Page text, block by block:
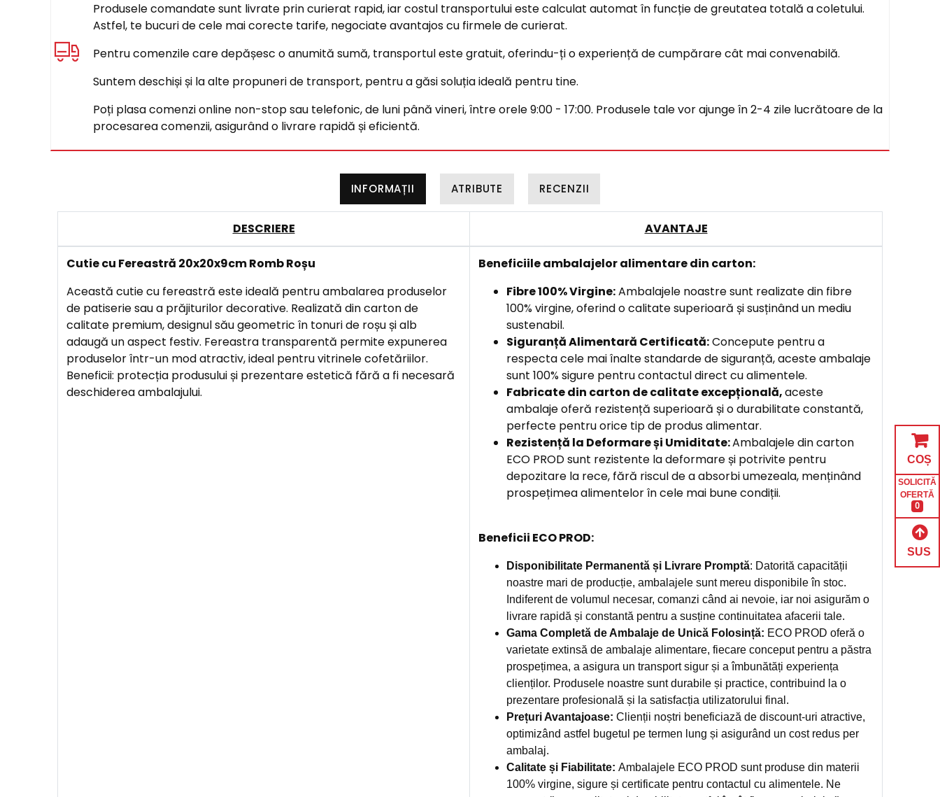
Produsele comandate sunt livrate prin curierat rapid, iar costul transportului este calculat automat în funcție de greutatea totală a coletului.
Astfel, te bucuri de cele mai corecte tarife, negociate avantajos cu firmele de curierat.
Pentru comenzile care depășesc o anumită sumă, transportul este gratuit, oferindu-ți o experiență de cumpărare cât mai convenabilă.
Suntem deschiși și la alte propuneri de transport, pentru a găsi soluția ideală pentru tine.
Poți plasa comenzi online non-stop sau telefonic, de luni până vineri, între orele 9:00 - 17:00. Produsele tale vor ajunge în 2-4 zile lucrătoare de la
procesarea comenzii, asigurând o livrare rapidă și eficientă.
INFORMAȚII ATRIBUTE RECENZII
DESCRIERE AVANTAJE
Cutie cu Fereastră 20x20x9cm Romb Roșu
Această cutie cu fereastră este ideală pentru ambalarea produselor
de patiserie sau a prăjiturilor decorative. Realizată din carton de
calitate premium, designul său geometric în tonuri de roșu și alb
adaugă un aspect festiv. Fereastra transparentă permite expunerea
produselor într-un mod atractiv, ideal pentru vitrinele cofetăriilor.
Beneficii: protecția produsului și prezentare estetică fără a fi necesară
deschiderea ambalajului.
Beneficiileambalajelor alimentare din carton:
Fibre 100% Virgine:Ambalajele noastre sunt realizate din fibre
100% virgine, oferind o calitate superioară și susținând un mediu
sustenabil.
Siguranță Alimentară Certificată:Concepute pentru a
respecta cele mai înalte standarde de siguranță, aceste ambalaje
sunt 100% sigure pentru contactul direct cu alimentele.
Fabricate din carton de calitate excepțională,aceste
ambalaje oferă rezistență superioară și o durabilitate constantă,
perfecte pentru orice tip de produs alimentar.
Rezistență la Deformare și Umiditate:Ambalajele din carton
ECO PROD sunt rezistente la deformare și potrivite pentru
depozitare la rece, fără riscul de a absorbi umezeala, menținând
prospețimea alimentelor în cele mai bune condiții.
Beneficii ECO PROD:
Disponibilitate Permanentă și Livrare Promptă: Datorită capacității
noastre mari de producție, ambalajele sunt mereu disponibile în stoc.
Indiferent de volumul necesar, comanzi când ai nevoie, iar noi asigurăm o
livrare rapidă și constantă pentru a susține continuitatea afacerii tale.
Gama Completă de Ambalaje de Unică Folosință: ECO PROD oferă o
varietate extinsă de ambalaje alimentare, fiecare conceput pentru a păstra
prospețimea, a asigura un transport sigur și a îmbunătăți experiența
clienților. Produsele noastre sunt durabile și practice, contribuind la o
prezentare profesională și la satisfacția utilizatorului final.
Prețuri Avantajoase: Clienții noștri beneficiază de discount-uri atractive,
optimizând astfel bugetul pe termen lung și asigurând un cost redus per
ambalaj.
Calitate și Fiabilitate: Ambalajele ECO PROD sunt produse din materii
100% virgine, sigure și certificate pentru contactul cu alimentele. Ne
COȘ
SOLICITĂ
OFERTĂ
0
SUS